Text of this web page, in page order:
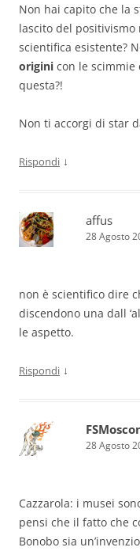
Non hai capito che la
lascito del
scientifica esistente?
origini con le
questa?!
Non ti accorgi di star
Rispondi ↓
affus
28 Agosto
non è scientifico dire
discendono una dall
le aspetto.
Rispondi ↓
28 Agosto
Cazzarola: i musei
pensi che il fatto che
Bonobo sia